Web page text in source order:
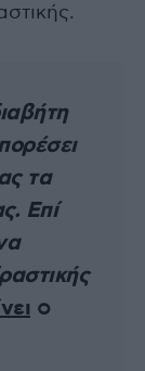
τα
Επί
ο